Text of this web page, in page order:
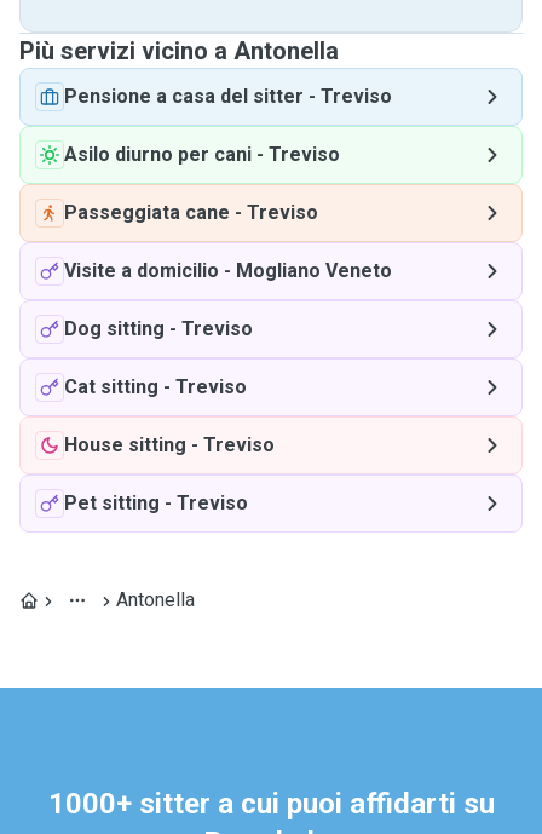
Più servizi vicino a Antonella
Pensione a casa del sitter - Treviso
Asilo diurno per cani - Treviso
Passeggiata cane - Treviso
Visite a domicilio - Mogliano Veneto
Dog sitting - Treviso
Cat sitting - Treviso
House sitting - Treviso
Pet sitting - Treviso
Antonella
1000+ sitter a cui puoi affidarti su